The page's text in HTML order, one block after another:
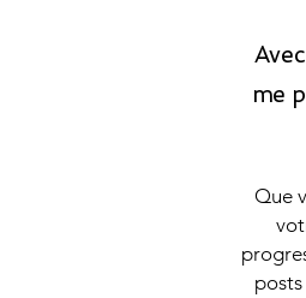
me
Que